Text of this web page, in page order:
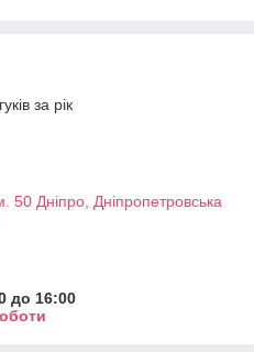
за рік
50 Дніпро, Дніпропетровська
до 16:00